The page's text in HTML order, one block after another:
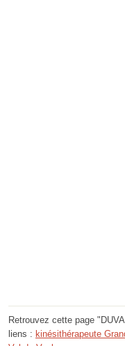
Retrouvez cette page
liens : kinésithérapeute